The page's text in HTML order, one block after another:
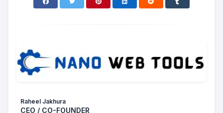
Raheel Jakhura
CEO / CO-FOUNDER